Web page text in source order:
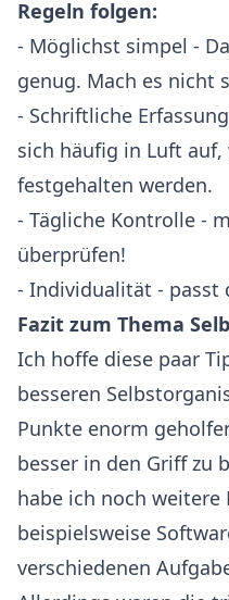
Regeln folgen:
- Möglichst simpel -
genug. Mach es nicht
- Schriftliche
sich häufig in Luft
festgehalten werden.
- Tägliche Kontrolle -
überprüfen!
- Individualität - passt
Fazit zum Thema
Ich hoffe diese paar
besseren
Punkte enorm
besser in den Griff zu
habe ich noch weitere
beispielsweise
verschiedenen